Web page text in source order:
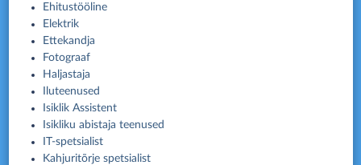
Ehitus­tööline
Elektrik
Ettekandja
Fotograaf
Haljastaja
Iluteenused
Isiklik Assistent
Isikliku abistaja teenused
IT-spetsialist
Kahjuritõrje spetsialist